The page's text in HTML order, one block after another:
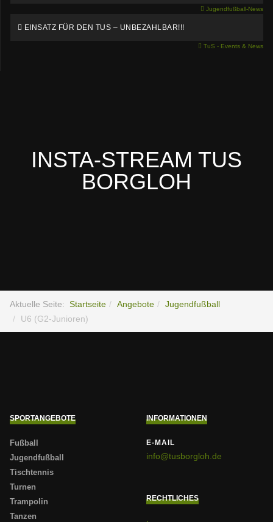
Jugendfußball-News
EINSATZ FÜR DEN TUS – UNBEZAHLBAR!!!
TuS - Events & News
INSTA-STREAM TUS
BORGLOH
Aktuelle Seite: Startseite Angebote
Jugendfußball
U6 (G2-Junioren)
SPORTANGEBOTE
Fußball
Jugendfußball
Tischtennis
Turnen
Trampolin
Tanzen
INFORMATIONEN
E-MAIL
info@tusborgloh.de
RECHTLICHES